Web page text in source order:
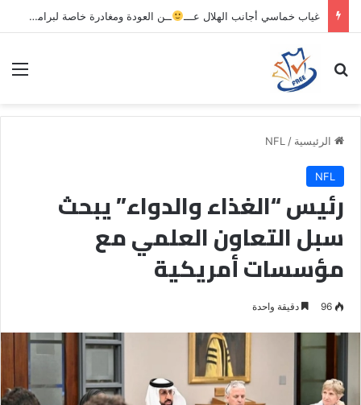
غياب خماسي أجانب الهلال عـــ ــن العودة ومغادرة خاصة لبرامج الاستشفاء والتأهيل
بحث عن
الرئيسية /
NFL
NFL
رئيس “الغذاء والدواء” يبحث
سبل التعاون العلمي مع
مؤسسات أمريكية
96 دقيقة واحدة